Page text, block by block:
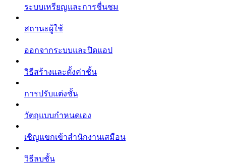
ระบบเหรียญและการชื่นชม
สถานะผู้ใช้
ออกจากระบบและปิดแอป
วิธีสร้างและตั้งค่าชั้น
การปรับแต่งชั้น
วัตถุแบบกำหนดเอง
เชิญแขกเข้าสำนักงานเสมือน
วิธีลบชั้น